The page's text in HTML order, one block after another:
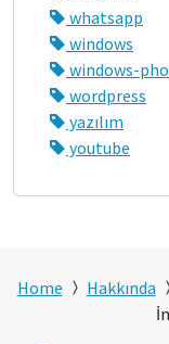
whatsapp
windows
windows-
wordpress
yazılım
youtube
Home Hakkında